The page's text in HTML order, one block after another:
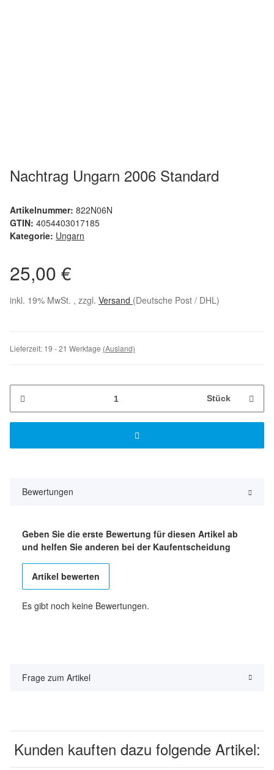
Nachtrag Ungarn 2006 Standard
Artikelnummer: 822N06N
GTIN: 4054403017185
Kategorie: Ungarn
25,00 €
inkl. 19% MwSt. , zzgl. Versand (Deutsche Post / DHL)
Lieferzeit: 19 - 21 Werktage (Ausland)
Stück
Bewertungen
Geben Sie die erste Bewertung für diesen Artikel ab
und helfen Sie anderen bei der Kaufentscheidung
Artikel bewerten
Es gibt noch keine Bewertungen.
Frage zum Artikel
Kunden kauften dazu folgende Artikel: